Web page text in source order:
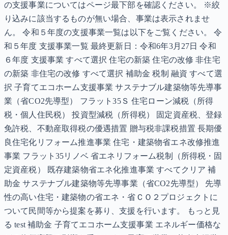
の支援事業についてはページ最下部を確認ください。 ※絞
り込みに該当するものが無い場合、事業は表示されませ
ん。 令和５年度の支援事業一覧は以下をご覧ください。 令
和５年度 支援事業一覧 最終更新日：令和6年3月27日 令和
６年度 支援事業 すべて選択 住宅の新築 住宅の改修 非住宅
の新築 非住宅の改修 すべて選択 補助金 税制 融資 すべて選
択 子育てエコホーム支援事業 サステナブル建築物等先導事
業（省CO2先導型） フラット35Ｓ 住宅ローン減税（所得
税・個人住民税） 投資型減税（所得税） 固定資産税、登録
免許税、不動産取得税の優遇措置 贈与税非課税措置 長期優
良住宅化リフォーム推進事業 住宅・建築物省エネ改修推進
事業 フラット35リノベ 省エネリフォーム税制（所得税・固
定資産税） 既存建築物省エネ化推進事業 すべてクリア 補
助金 サステナブル建築物等先導事業（省CO2先導型） 先導
性の高い住宅・建築物の省エネ・省ＣＯ２プロジェクトに
ついて民間等から提案を募り、支援を行います。 もっと見
る test 補助金 子育てエコホーム支援事業 エネルギー価格な